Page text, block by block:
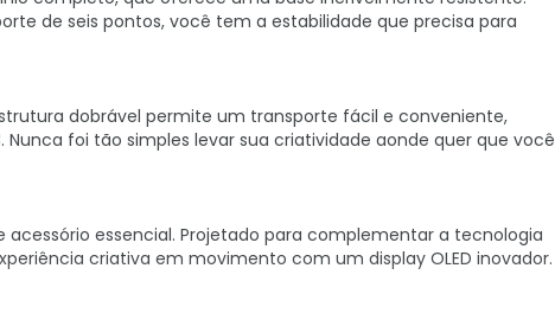
de seis pontos, você tem a estabilidade que precisa para
dobrável permite um transporte fácil e conveniente,
foi tão simples levar sua criatividade aonde quer que você
essencial. Projetado para complementar a tecnologia
criativa em movimento com um display OLED inovador.